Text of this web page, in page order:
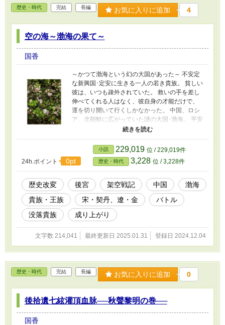
歴史・時代 完結 長編 お気に入りに追加 4
空の海～渤海の果て～
国香
～かつて渤海という幻の大国があった～ 不安定
な新興国･定安に生きる一人の若き貴族。 貧しい
彼は、いつも疎外されていた。 救いの手を差し
伸べてくれる人はなく、彼自身の才能だけで、
運を切り開いて行くしかなかった。 中国、ロシ
ア、北朝鮮に広がっていた謎の大国･渤海。 平安
時代の日本が最も親しく交流していたのは、唐
してしまう。 その跡地には、渤海を復興しよう
とした人々がいた。 渤海滅亡後に存在したとさ
れる復興国を舞台にした物語。
24h.ポイント 0pt
小説 229,019 位 / 229,019件
歴史・時代 3,228 位 / 3,228件
歴史改変 後宮 架空戦記 中国
渤海
貴族・王族
宋・契丹、遼・金
バトル
没落貴族
成り上がり
文字数 214,041 最終更新日 2025.01.31 登録日 2024.12.04
歴史・時代 完結 長編 お気に入りに追加 0
後拾遺七絃灌頂血脉──秋聲黎明の巻──
国香